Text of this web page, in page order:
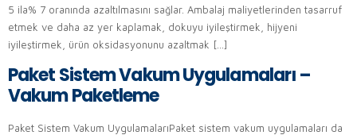
5 ila% 7 oranında azaltılmasını sağlar. Ambalaj maliyetlerinden tasarruf
etmek ve daha az yer kaplamak, dokuyu iyileştirmek, hijyeni
iyileştirmek, ürün oksidasyonunu azaltmak […]
Paket Sistem Vakum Uygulamaları –
Vakum Paketleme
Paket Sistem Vakum UygulamalarıPaket sistem vakum uygulamaları da